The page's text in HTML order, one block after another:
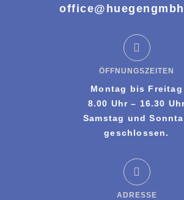
ÖFFNUNGSZEITEN
Montag bis Freitag
8.00 Uhr – 16.30
Samstag und
geschlossen.
ADRESSE